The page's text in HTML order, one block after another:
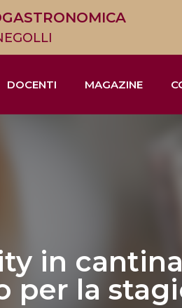
DOCENTI MAGAZINE
in
per la